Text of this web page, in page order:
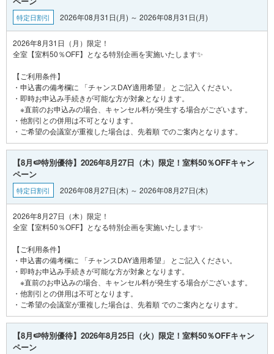
特定日割引 2026年08月31日(月) ～ 2026年08月31日(月)
2026年8月31日（月）限定！
全室【室料50％OFF】となる特別企画を実施いたします✨
【ご利用条件】
・申込書の備考欄に 「チャンスDAY適用希望」 とご記入ください。
・即時お申込み手続きが可能な方が対象となります。
※直前のお申込みの場合、キャンセル料が発生する場合がございます。
・他割引との併用は不可となります。
【8月🍉特別優待】2026年8月27日（木）限定！室料50％OFFキャン
ペーン
特定日割引 2026年08月27日(木) ～ 2026年08月27日(木)
2026年8月27日（木）限定！
全室【室料50％OFF】となる特別企画を実施いたします✨
【ご利用条件】
・申込書の備考欄に 「チャンスDAY適用希望」 とご記入ください。
・即時お申込み手続きが可能な方が対象となります。
※直前のお申込みの場合、キャンセル料が発生する場合がございます。
・他割引との併用は不可となります。
【8月🍉特別優待】2026年8月25日（火）限定！室料50％OFFキャン
ペーン